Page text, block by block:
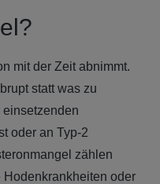
mit der Zeit abnimmt.
statt was zu
oder an Typ-2
zählen
oder